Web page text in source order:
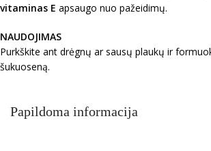
vitaminas E apsaugo nuo pažeidimų.
NAUDOJIMAS
Purkškite ant drėgnų ar sausų plaukų ir
šukuoseną.
Papildoma informacija